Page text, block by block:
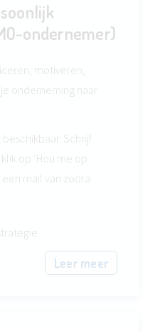
ondernemer)
motiveren,
onderneming naar
Schrijf
op ‘Hou me op
mail van zodra
Leer meer